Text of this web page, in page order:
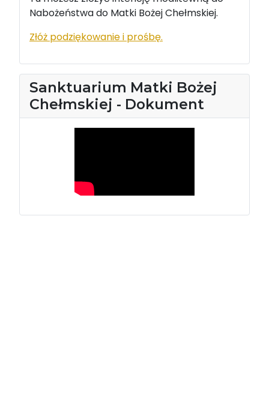
Nabożeństwa do Matki Bożej Chełmskiej.
Złóż podziękowanie i prośbę.
Sanktuarium Matki Bożej
Chełmskiej - Dokument